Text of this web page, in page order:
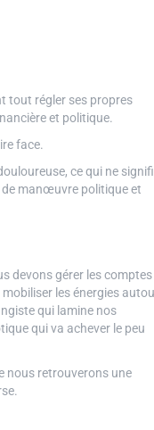
tout régler ses propres
et politique.
face.
ce qui ne
de manœuvre politique et
devons gérer les comptes
les énergies
qui lamine nos
qui va achever le peu
nous retrouverons une